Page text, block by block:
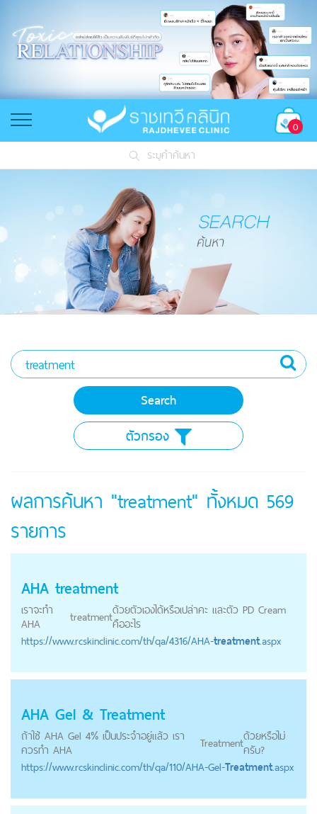
0
ระบุคำค้นหา
ตัวกรอง
ผลการค้นหา "treatment" ทั้งหมด 569
รายการ
AHA treatment
เราจะทำ
AHA
treatmentด้วยตัวเองได้หรือเปล่าคะ และตัว PD Cream
คืออะไร
https://www.rcskinclinic.com/th/qa/4316/AHA-treatment.aspx
AHA Gel & Treatment
ถ้าใช้ AHA Gel 4% เป็นประจำอยู่แล้ว เรา
ควรทํา AHA
Treatmentด้วยหรือไม่
ครับ?
https://www.rcskinclinic.com/th/qa/110/AHA-Gel-Treatment.aspx